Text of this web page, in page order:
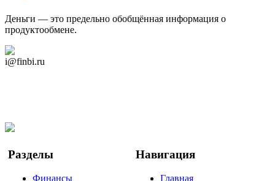
Деньги — это предельно обобщённая информация о
продуктообмене.
i@finbi.ru
Разделы
Финансы
Навигация
Главная